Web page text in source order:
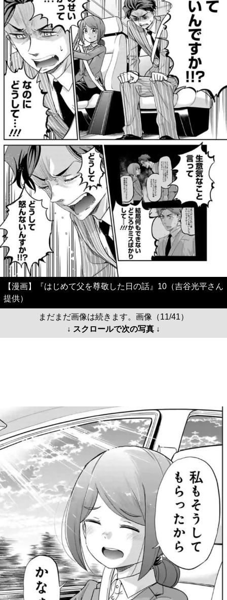
【漫画】『はじめて父を尊敬した日の話』10（吉谷光平さん
提供）
まだまだ画像は続きます。画像（11/41）
↓ スクロールで次の写真 ↓